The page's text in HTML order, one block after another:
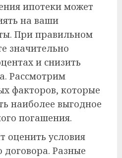
ипотеки может
на ваши
При правильном
значительно
и снизить
Рассмотрим
факторов, которые
наиболее выгодное
погашения.
оценить условия
договора. Разные